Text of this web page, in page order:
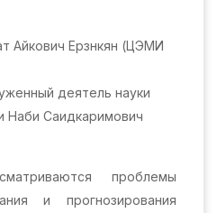
Айкович Ерзнкян (ЦЭМИ
деятель науки
Наби Саидкаримович
проблемы
и прогнозирования